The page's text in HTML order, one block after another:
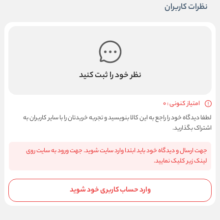
نظرات کاربران
نظر خود را ثبت کنید
امتیاز کنونی : 0
لطفا دیدگاه خود را راجع به این کالا بنویسید و تجربه خریدتان را با سایر کاربران به
اشتراک بگذارید.
جهت ارسال و دیدگاه خود باید ابتدا وارد سایت شوید. جهت ورود به سایت روی
لینک زیر کلیک نمایید.
وارد حساب کاربری خود شوید